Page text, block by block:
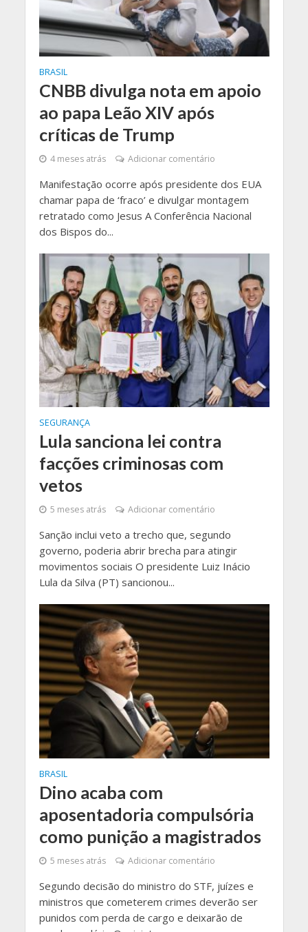
BRASIL
CNBB divulga nota em apoio
ao papa Leão XIV após
críticas de Trump
4 meses atrás Adicionar comentário
Manifestação ocorre após presidente dos EUA
chamar papa de ‘fraco’ e divulgar montagem
retratado como Jesus A Conferência Nacional
dos Bispos do...
SEGURANÇA
Lula sanciona lei contra
facções criminosas com
vetos
5 meses atrás Adicionar comentário
Sanção inclui veto a trecho que, segundo
governo, poderia abrir brecha para atingir
movimentos sociais O presidente Luiz Inácio
Lula da Silva (PT) sancionou...
BRASIL
Dino acaba com
aposentadoria compulsória
como punição a magistrados
5 meses atrás Adicionar comentário
Segundo decisão do ministro do STF, juízes e
ministros que cometerem crimes deverão ser
punidos com perda de cargo e deixarão de